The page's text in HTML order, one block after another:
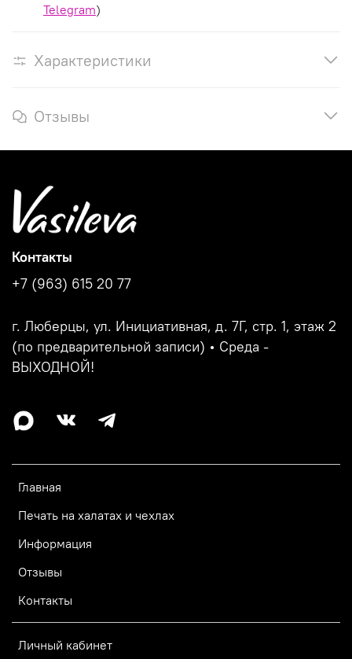
Telegram)
Характеристики
Отзывы
Главная
Печать на халатах и чехлах
Информация
Отзывы
Контакты
Личный кабинет
Контакты
+7 (963) 615 20 77
г. Люберцы, ул. Инициативная, д. 7Г, стр. 1, этаж 2
(по предварительной записи) • Среда -
ВЫХОДНОЙ!